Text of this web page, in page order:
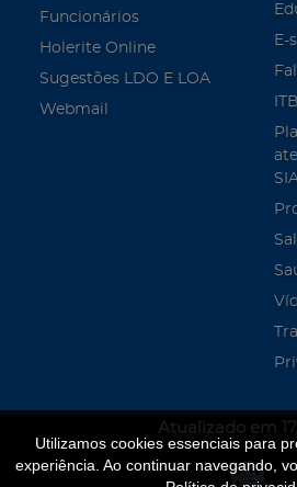
Utilizamos cookies essenciais para
experiência. Ao continuar navegando,
Funcionários
Holerite Online
Sugestões LDO E LOA
Webmail
E-
Atualizado em